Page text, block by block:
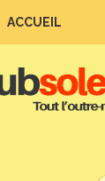
ACCUEIL